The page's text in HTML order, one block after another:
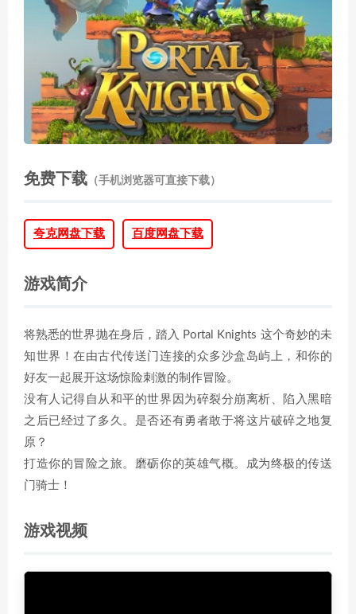
免费下载 （手机浏览器可直接下载）
夸克网盘下载 百度网盘下载
游戏简介
将熟悉的世界抛在身后，踏入 Portal Knights 这个奇妙的未
知世界！在由古代传送门连接的众多沙盒岛屿上，和你的
好友一起展开这场惊险刺激的制作冒险。
没有人记得自从和平的世界因为碎裂分崩离析、陷入黑暗
之后已经过了多久。是否还有勇者敢于将这片破碎之地复
原？
打造你的冒险之旅。磨砺你的英雄气概。成为终极的传送
门骑士！
游戏视频